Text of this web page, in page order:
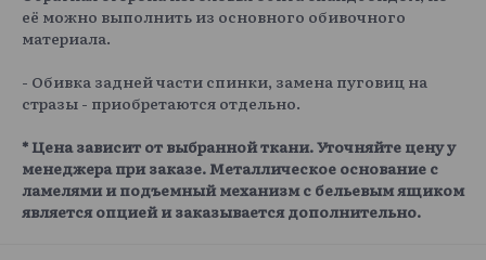
её можно выполнить из основного обивочного
материала.
- Обивка задней части спинки, замена пуговиц на
стразы - приобретаются отдельно.
* Цена зависит от выбранной ткани. Уточняйте цену у
менеджера при заказе. Металлическое основание с
ламелями и подъемный механизм с бельевым ящиком
является опцией и заказывается дополнительно.